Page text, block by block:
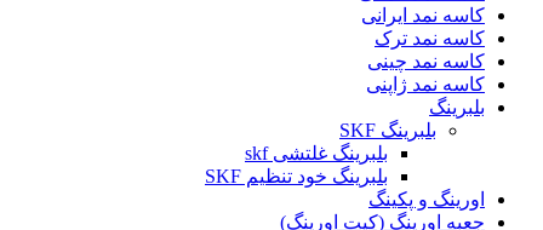
کاسه نمد ایرانی
کاسه نمد ترک
کاسه نمد چینی
کاسه نمد ژاپنی
بلبرینگ
بلبرینگ SKF
بلبرینگ غلتشی skf
بلبرینگ خود تنظیم SKF
اورینگ و پکینگ
جعبه اورینگ (کیت اورینگ)